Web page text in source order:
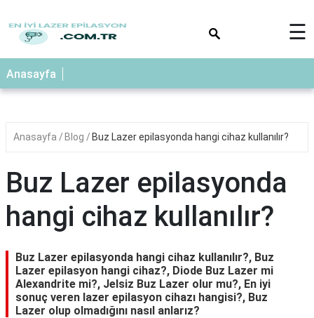
☰
Anasayfa
Anasayfa Blog Buz Lazer epilasyonda hangi cihaz kullanılır?
Buz Lazer epilasyonda
hangi cihaz kullanılır?
Buz Lazer epilasyonda hangi cihaz kullanılır?, Buz
Lazer epilasyon hangi cihaz?, Diode Buz Lazer mi
Alexandrite mi?, Jelsiz Buz Lazer olur mu?, En iyi
sonuç veren lazer epilasyon cihazı hangisi?, Buz
Lazer olup olmadığını nasıl anlarız?